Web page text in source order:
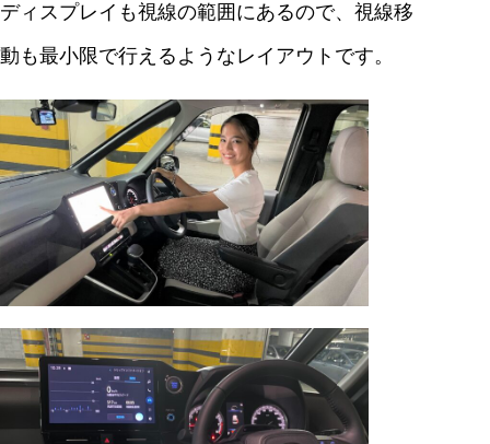
ディスプレイも視線の範囲にあるので、視線移
動も最小限で行えるようなレイアウトです。